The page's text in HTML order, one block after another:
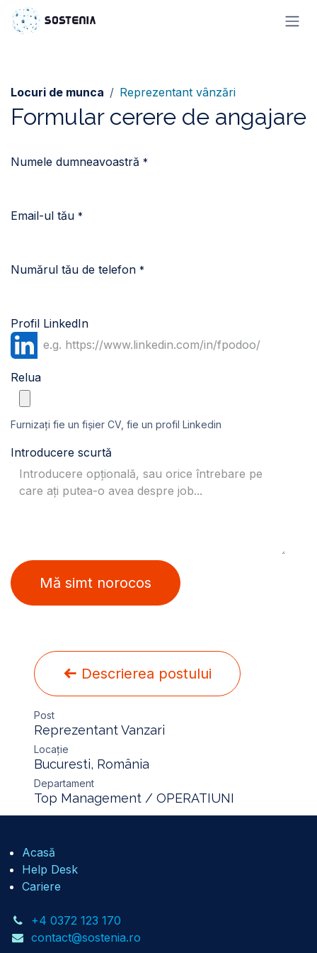
Sari la conținut
Locuri de munca Reprezentant vânzări
Formular cerere de angajare
Numele dumneavoastră *
Email-ul tău *
Numărul tău de telefon *
Profil LinkedIn
Relua
Furnizați fie un fișier CV, fie un profil Linkedin
Introducere scurtă
Mă simt norocos
Descrierea postului
Post
Reprezentant Vanzari
Locație
Bucuresti, România
Departament
Top Management / OPERATIUNI
Acasă
Help Desk
Cariere
+4 0372 123 170
contact@sostenia.ro